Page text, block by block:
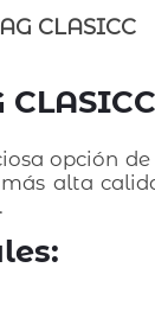
CLASICC
opción
alta